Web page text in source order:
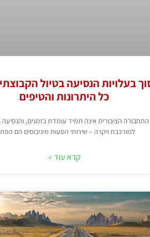
בעלויות הנסיעה בטיול
כל היתרונות והטיפים
התחבורה הציבורית אינה תמיד עומדת בזמנים,
למורכבת ויקרה – שירותי הסעות מיניבוסים הם
קרא עוד »